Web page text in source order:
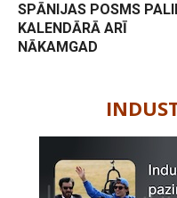
SPĀNIJAS POSMS
KALENDĀRĀ ARĪ
NĀKAMGAD